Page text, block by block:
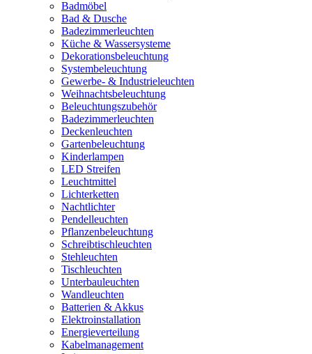
Badmöbel
Bad & Dusche
Badezimmerleuchten
Küche & Wassersysteme
Dekorationsbeleuchtung
Systembeleuchtung
Gewerbe- & Industrieleuchten
Weihnachtsbeleuchtung
Beleuchtungszubehör
Badezimmerleuchten
Deckenleuchten
Gartenbeleuchtung
Kinderlampen
LED Streifen
Leuchtmittel
Lichterketten
Nachtlichter
Pendelleuchten
Pflanzenbeleuchtung
Schreibtischleuchten
Stehleuchten
Tischleuchten
Unterbauleuchten
Wandleuchten
Batterien & Akkus
Elektroinstallation
Energieverteilung
Kabelmanagement